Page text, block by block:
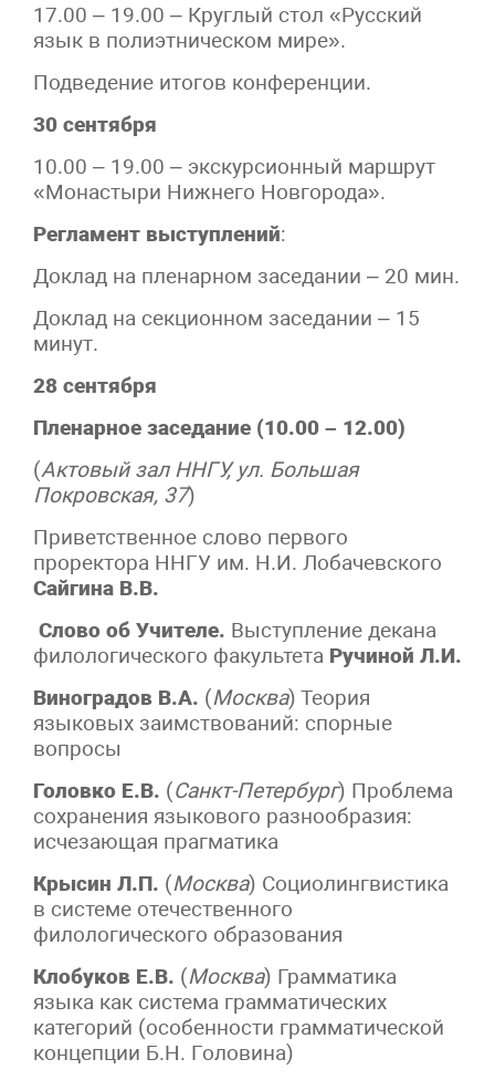
17.00 – 19.00 – Круглый стол «Русский
язык в полиэтническом мире».
Подведение итогов конференции.
30 сентября
10.00 – 19.00 – экскурсионный маршрут
«Монастыри Нижнего Новгорода».
Регламент выступлений:
Доклад на пленарном заседании – 20 мин.
Доклад на секционном заседании – 15
минут.
28 сентября
Пленарное заседание (10.00 – 12.00)
(Актовый зал ННГУ, ул. Большая
Покровская, 37)
Приветственное слово первого
проректора ННГУ им. Н.И. Лобачевского
Сайгина В.В.
Слово об Учителе. Выступление декана
филологического факультета Ручиной Л.И.
Виноградов В.А. (Москва) Теория
языковых заимствований: спорные
вопросы
Головко Е.В. (Санкт-Петербург) Проблема
сохранения языкового разнообразия:
исчезающая прагматика
Крысин Л.П. (Москва) Социолингвистика
в системе отечественного
филологического образования
Клобуков Е.В. (Москва) Грамматика
языка как система грамматических
категорий (особенности грамматической
концепции Б.Н. Головина)